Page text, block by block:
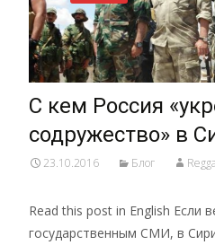
С кем Россия
содружество» в
23.10.2016 Блог
Read this post in English Если
государственным СМИ, в